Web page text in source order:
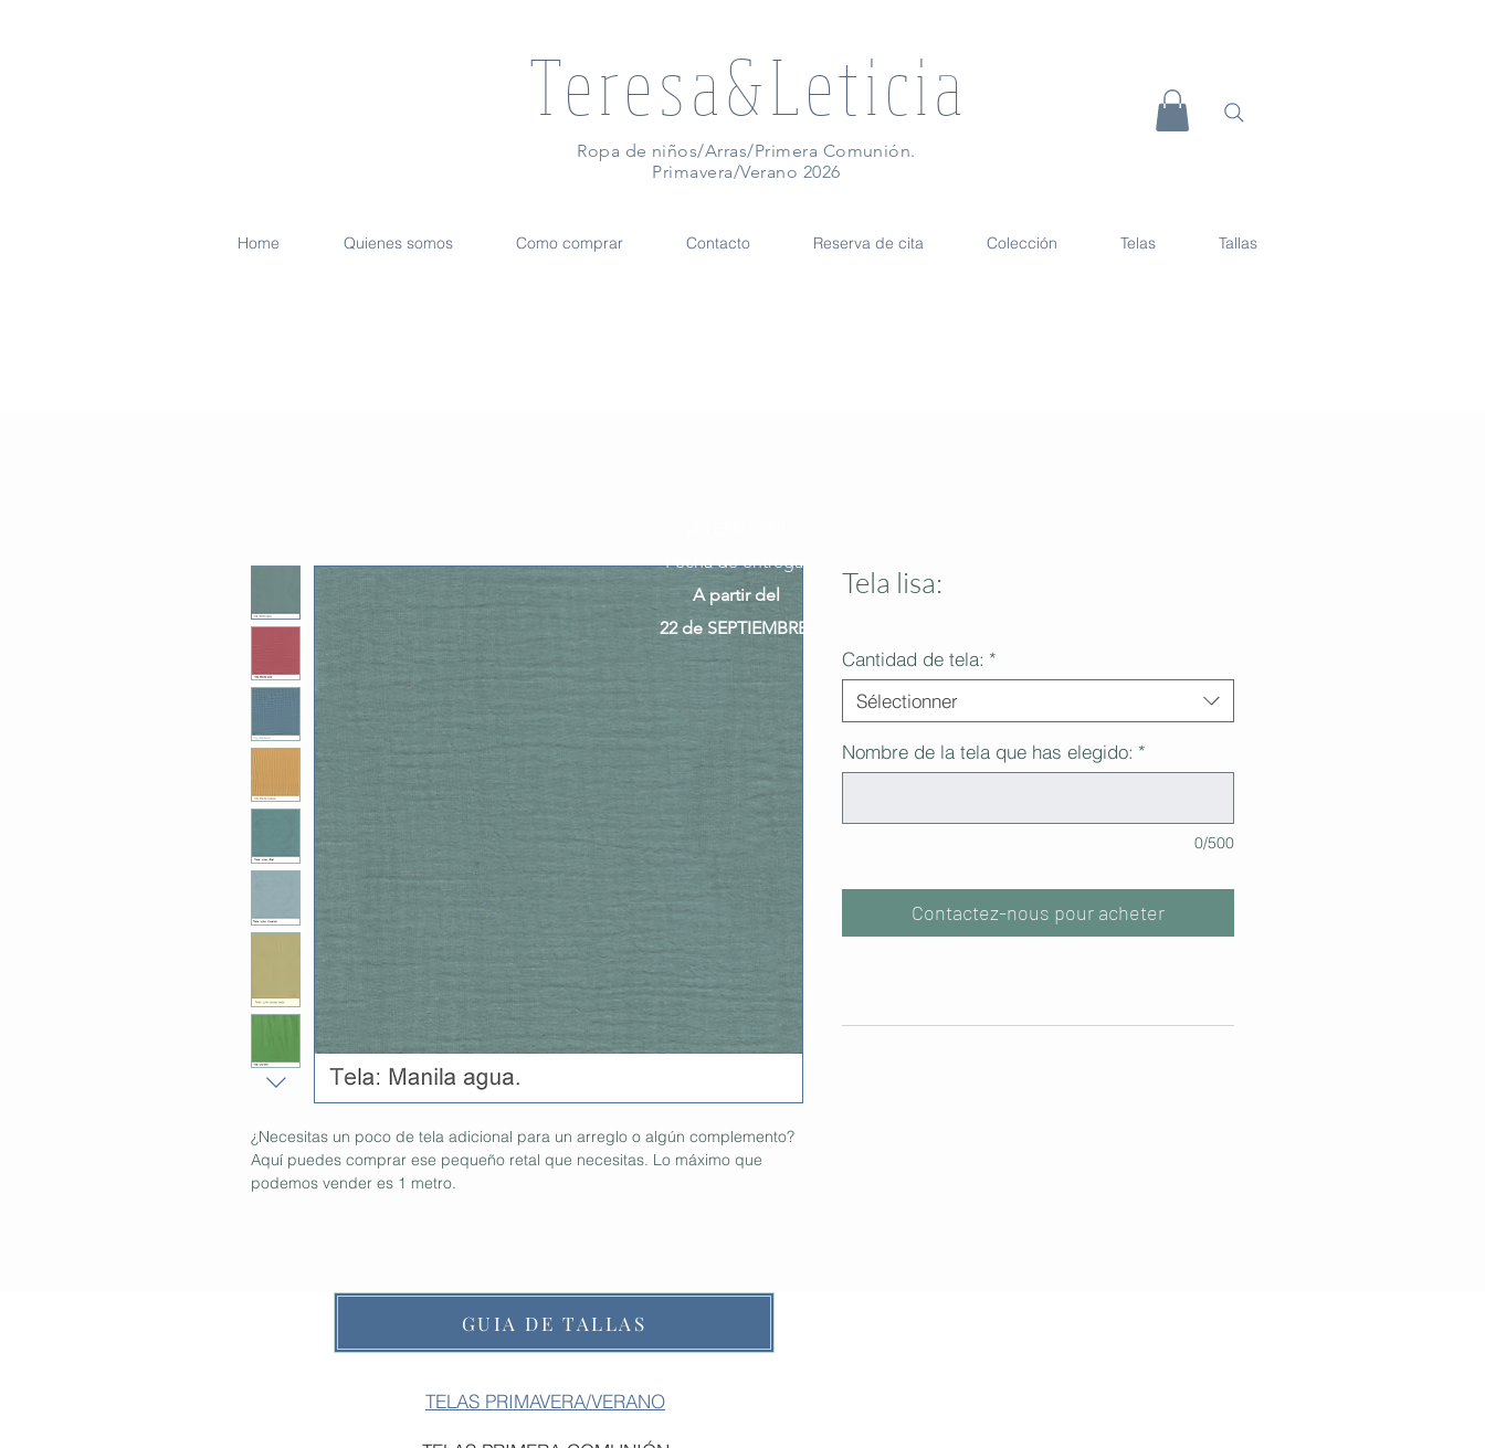
Teresa&Leticia
Ropa de niños/Arras/Primera Comunión.
Primavera/Verano 2026
Home Quienes somos Como comprar Contacto Reserva de cita Colección Telas Tallas
¿Necesitas un poco de tela adicional para un arreglo o algún complemento?
Aquí puedes comprar ese pequeño retal que necesitas. Lo máximo que
podemos vender es 1 metro.
Tela lisa:
Cantidad de tela: *
Sélectionner
Nombre de la tela que has elegido: *
0/500
Contactez-nous pour acheter
Fecha de entrega:
A partir del
22 de SEPTIEMBRE.
GUIA DE TALLAS
TELAS PRIMAVERA/VERANO